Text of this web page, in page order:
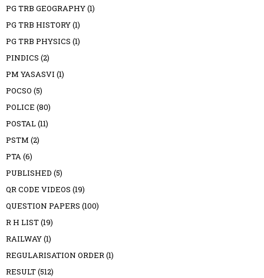
PG TRB GEOGRAPHY(1)
PG TRB HISTORY(1)
PG TRB PHYSICS (1)
PINDICS (2)
PM YASASVI (1)
POCSO (5)
POLICE (80)
POSTAL(11)
PSTM (2)
PTA(6)
PUBLISHED (5)
QR CODE VIDEOS (19)
QUESTION PAPERS (100)
R H LIST(19)
RAILWAY(1)
REGULARISATION ORDER(1)
RESULT(512)